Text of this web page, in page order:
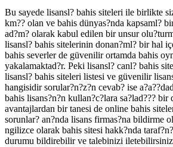
Bu sayede lisansl? bahis siteleri ile birlikte
km?? olan ve bahis dünyas?nda kapsaml?
ad?m? olarak kabul edilen bir unsur
lisansl? bahis sitelerinin donan?ml? bir hal
bahis severler de güvenilir ortamda bahis
yakalamaktad?r. Peki lisansl? canl? bahis
lisansl? bahis siteleri listesi ve güvenilir
hangisidir sorular?n?z?n cevab? ise
bahis lisans?n?n kullan?c?lara sa?lad??? bir
avantajlardan bir tanesi de online bahis
sorunlar? an?nda lisans firmas?na bildirme
ngilizce olarak bahis sitesi hakk?nda
durumu bildirebilir ve talebinizi